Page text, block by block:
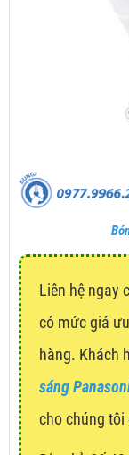
Liên hệ ngay
có mức giá
hàng. Khách
sáng
cho chúng